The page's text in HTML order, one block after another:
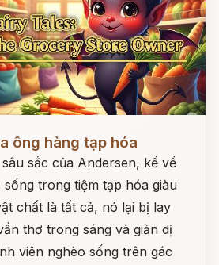
ông hàng tạp hóa
sắc của Andersen, kể về
trong tiệm tạp hóa giàu
chất là tất cả, nó lại bị lay
thơ trong sáng và giản dị
viên nghèo sống trên gác